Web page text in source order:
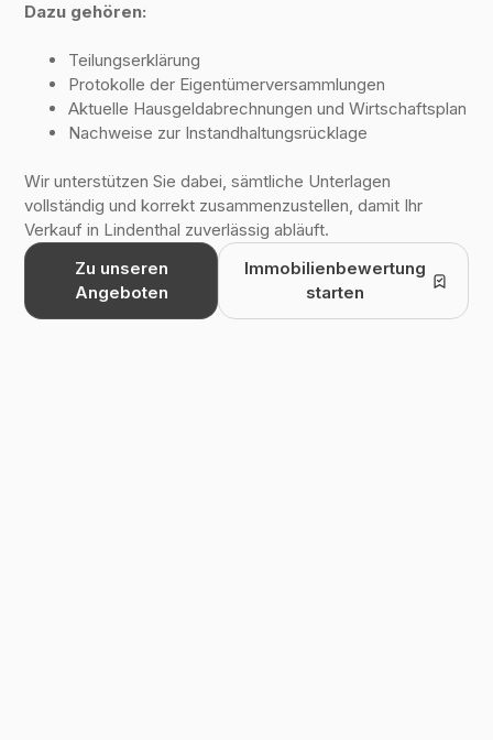
Dazu gehören:
Teilungserklärung
Protokolle der Eigentümerversammlungen
Aktuelle Hausgeldabrechnungen und Wirtschaftsplan
Nachweise zur Instandhaltungsrücklage
Wir unterstützen Sie dabei, sämtliche Unterlagen
vollständig und korrekt zusammenzustellen, damit Ihr
Verkauf in Lindenthal zuverlässig abläuft.
Zu unseren
Angeboten
Immobilienbewertung
starten